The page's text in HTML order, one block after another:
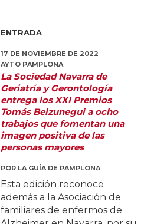
ENTRADA
17 DE NOVIEMBRE DE 2022
AYTO PAMPLONA
La Sociedad Navarra de
Geriatría y Gerontología
entrega los XXI Premios
Tomás Belzunegui a ocho
trabajos que fomentan una
imagen positiva de las
personas mayores
POR LA GUÍA DE PAMPLONA
Esta edición reconoce
además a la Asociación de
familiares de enfermos de